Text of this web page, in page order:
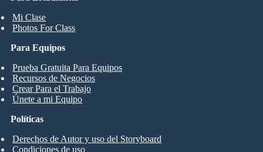
Mi Clase
Photos For Class
Para Equipos
Prueba Gratuita Para Equipos
Recursos de Negocios
Crear Para el Trabajo
Únete a mi Equipo
Políticas
Derechos de Autor y uso del Storyboard
Condiciones de uso